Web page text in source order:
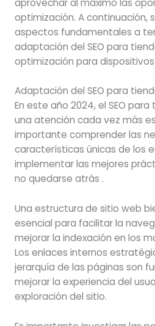
optimización. A continuación,
aspectos fundamentales a
adaptación del SEO para
optimización para
Adaptación del SEO para
En este año 2024, el SEO
una atención cada vez más
importante comprender las
características únicas de los
implementar las mejores
no quedarse atrás .
Una estructura de sitio web
esencial para facilitar la
mejorar la indexación en los
Los enlaces internos
jerarquía de las páginas son
mejorar la experiencia del
exploración del sitio.